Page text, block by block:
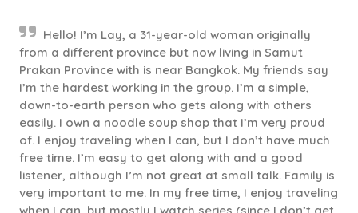
Hello! I’m Lay, a 31-year-old woman originally
from a different province but now living in Samut
Prakan Province with is near Bangkok. My friends say
I’m the hardest working in the group. I’m a simple,
down-to-earth person who gets along with others
easily. I own a noodle soup shop that I’m very proud
of. I enjoy traveling when I can, but I don’t have much
free time. I’m easy to get along with and a good
listener, although I’m not great at small talk. Family is
very important to me. In my free time, I enjoy traveling